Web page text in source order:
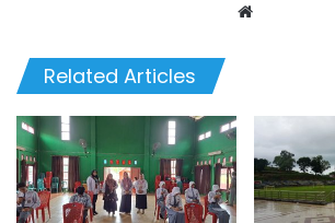
Related Articles